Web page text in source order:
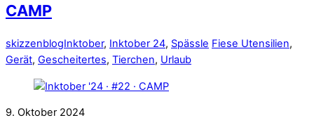
CAMP
skizzenblogInktober, Inktober 24, Spässle Fiese Utensilien,
Gerät, Gescheitertes, Tierchen, Urlaub
9. Oktober 2024